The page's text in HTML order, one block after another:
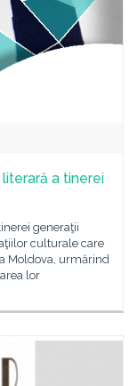
a tinerei
generaţii
culturale care
Moldova, urmărind
lor